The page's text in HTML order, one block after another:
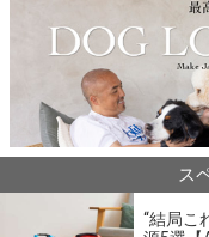
ス
“結局こ